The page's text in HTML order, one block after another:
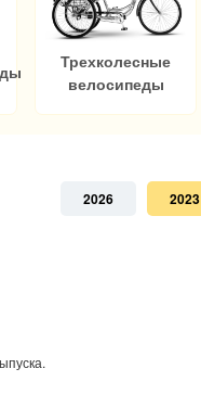
Трехколесные
велосипеды
2026 2023